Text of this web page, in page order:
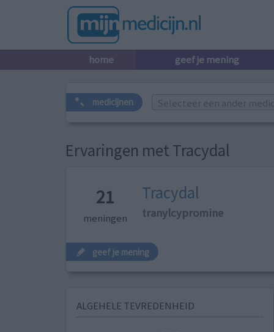
home geef je mening
medicijnen Selecteer een ander
Ervaringen met Tracydal
21
meningen
Tracydal
tranylcypromine
geef je mening
ALGEHELE TEVREDENHEID